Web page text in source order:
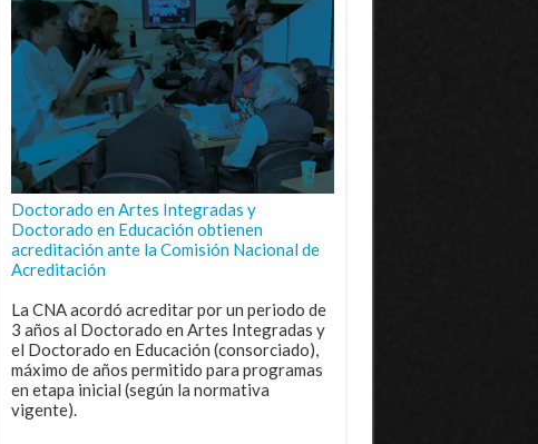
Doctorado en Artes Integradas y
Doctorado en Educación obtienen
acreditación ante la Comisión Nacional de
Acreditación
La CNA acordó acreditar por un periodo de
3 años al Doctorado en Artes Integradas y
el Doctorado en Educación (consorciado),
máximo de años permitido para programas
en etapa inicial (según la normativa
vigente).